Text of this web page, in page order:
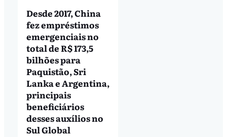
Desde 2017, China
fez empréstimos
emergenciais no
total de R$ 173,5
bilhões para
Paquistão, Sri
Lanka e Argentina,
principais
beneficiários
desses auxílios no
Sul Global